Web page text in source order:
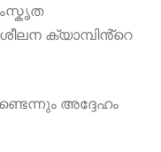
ക്യാമ്പിൻ്റെ
അദ്ദേഹം